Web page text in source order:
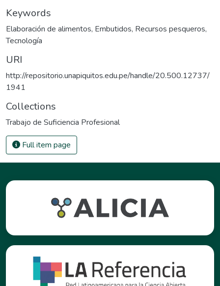
Keywords
Elaboración de alimentos, Embutidos, Recursos pesqueros,
Tecnología
URI
http://repositorio.unapiquitos.edu.pe/handle/20.500.12737/
1941
Collections
Trabajo de Suficiencia Profesional
Full item page